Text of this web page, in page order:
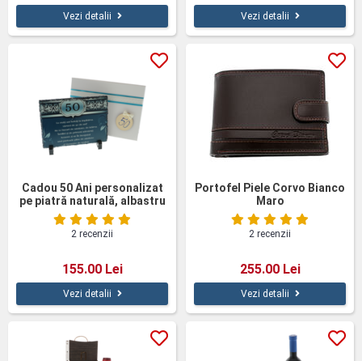
Vezi detalii Vezi detalii
Cadou 50 Ani personalizat
pe piatră naturală, albastru
2 recenzii
155.00 Lei
Vezi detalii
Portofel Piele Corvo Bianco
Maro
2 recenzii
255.00 Lei
Vezi detalii